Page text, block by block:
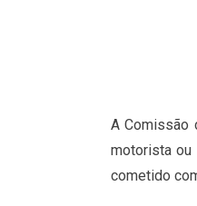
A Comissão
motorista ou
cometido